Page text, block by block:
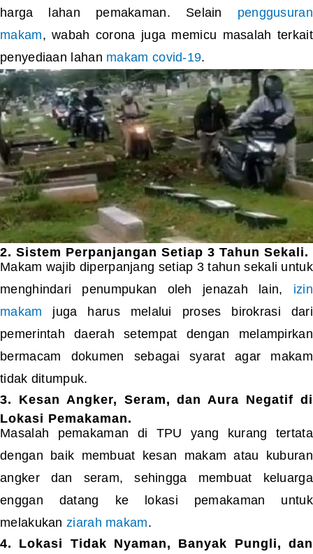
harga lahan pemakaman. Selain penggusuran
makam, wabah corona juga memicu masalah terkait
penyediaan lahan makam covid-19.
2. Sistem Perpanjangan Setiap 3 Tahun Sekali.
Makam wajib diperpanjang setiap 3 tahun sekali untuk
menghindari penumpukan oleh jenazah lain, izin
makam juga harus melalui proses birokrasi dari
pemerintah daerah setempat dengan melampirkan
bermacam dokumen sebagai syarat agar makam
tidak ditumpuk.
3. Kesan Angker, Seram, dan Aura Negatif di
Lokasi Pemakaman.
Masalah pemakaman di TPU yang kurang tertata
dengan baik membuat kesan makam atau kuburan
angker dan seram, sehingga membuat keluarga
enggan datang ke lokasi pemakaman untuk
melakukanziarah makam.
4. Lokasi Tidak Nyaman, Banyak Pungli, dan